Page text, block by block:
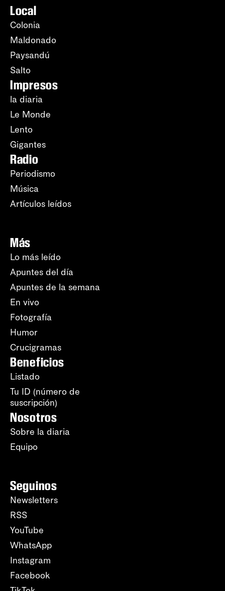
Local
Colonia
Maldonado
Paysandú
Salto
Impresos
la diaria
Le Monde
Lento
Gigantes
Radio
Periodismo
Música
Artículos leídos
Más
Lo más leído
Apuntes del día
Apuntes de la semana
En vivo
Fotografía
Humor
Crucigramas
Beneficios
Listado
Tu ID (número de
suscripción)
Nosotros
Sobre la diaria
Equipo
Seguinos
Newsletters
RSS
YouTube
WhatsApp
Instagram
Facebook